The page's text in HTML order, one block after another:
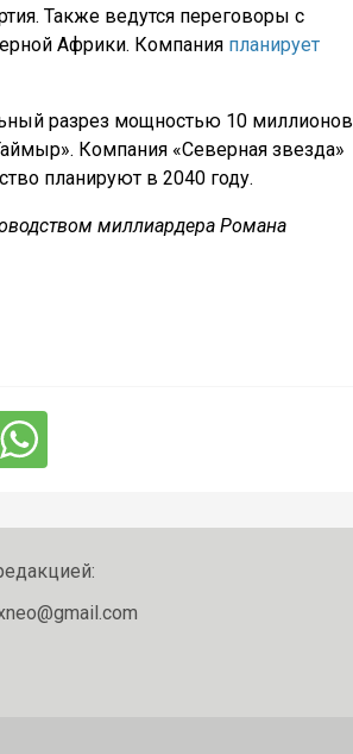
Также ведутся переговоры с
Африки. Компания планирует
разрез мощностью 10 миллионов
Компания «Северная звезда»
планируют в 2040 году.
миллиардера Романа